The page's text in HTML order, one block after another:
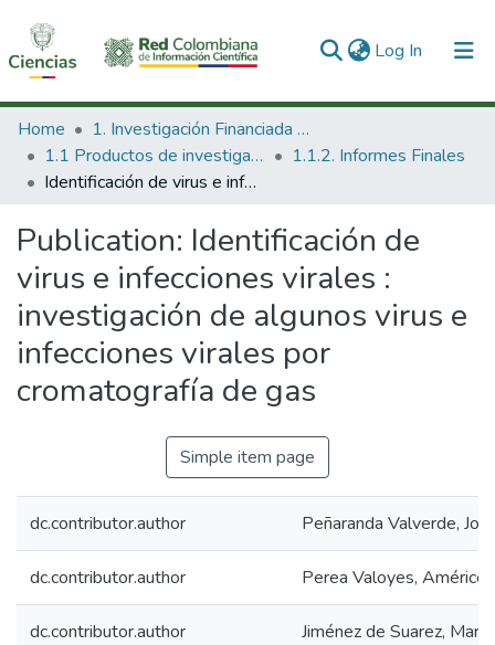
Log In (current)
Communities & Collections
All of DSpace
Home
1. Investigación Financiada con Recursos Públicos
1.1 Productos de investigación
1.1.2. Informes Finales
Identificación de virus e infecciones virales : investigación de algunos virus e infecciones virales por cromatografía de gas
Publication: Identificación de
virus e infecciones virales :
investigación de algunos virus e
infecciones virales por
cromatografía de gas
Simple item page
dc.contributor.author Peñaranda Valverde,
dc.contributor.author Perea Valoyes, Américo
dc.contributor.author Jiménez de Suarez,